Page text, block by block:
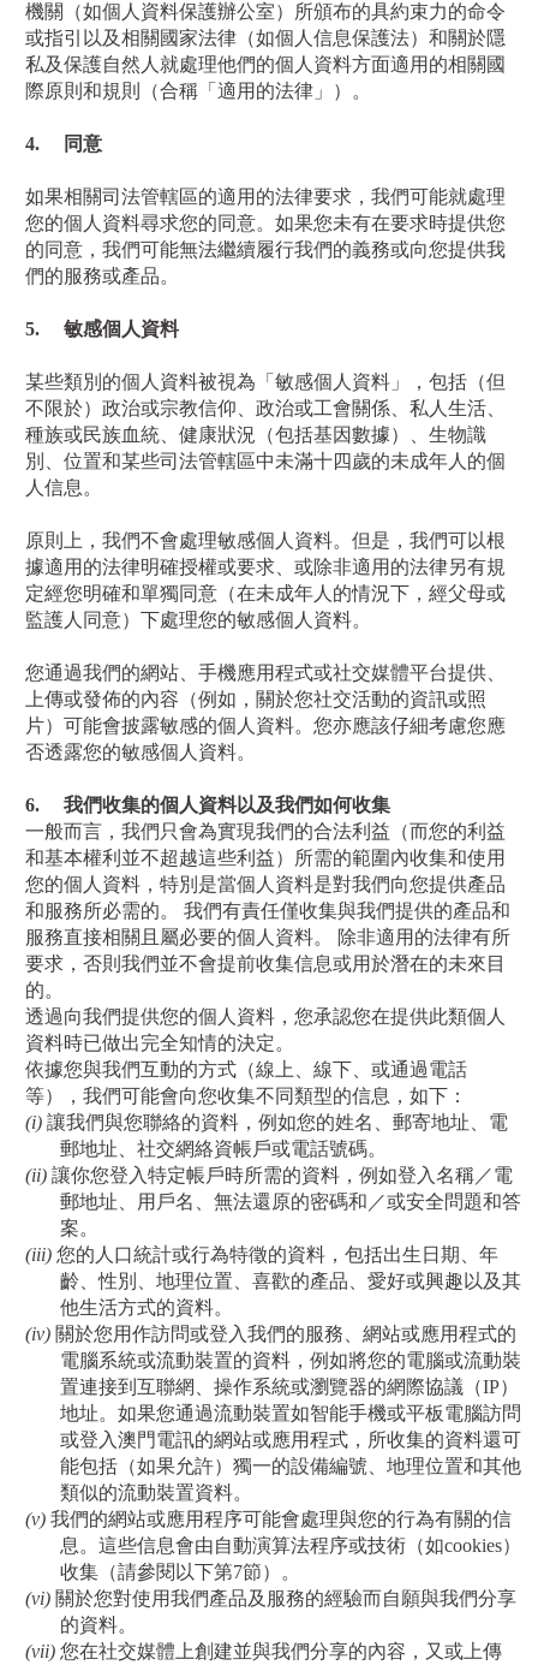
機關（如個人資料保護辦公室）所頒布的具約束力的命令
或指引以及相關國家法律（如個人信息保護法）和關於隱
私及保護自然人 就處理他們的個人資料方面適用的相關國
際原則和規則
（合稱「適用的法律」）。
4. 同意
如果相關司法管轄區的適用的法律要求，我們可能就處理
您的個人資料尋求您的同意。如果您未有在要求時提供您
的同意，我們可能無法繼續履行我們的義務或向您提供我
們的服務或產品。
5. 敏感個人資料
某些類別的個人資料被視為「敏感個人資料」，包括（但
不限於）政治或宗教信仰、政治或工會關係、私人生活、
種族或民族血統、健康狀況（包括基因數據）、生物識
別、位置和某些司法管轄區中未滿十四歲的未成年人的個
人信息。
原則上，我們不會處理敏感個人資料。但是，我們可以根
據適用的法律明確授權或要求、或除非適用的法律另有規
定經您明確和單獨同意（在未成年人的情況下，經父母或
監護人同意）下處理您的敏感個人資料。
您通過我們的網站、手機應用程式或社交媒體平台提供、
上傳或發佈的內容（例如，關於您社交活動的資訊或照
片）可能會披露敏感的個人資料。您亦應該仔細考慮您應
否透露您的敏感個人資料。
6.
我們收集的個人資料以及我們如何收集
一般而言，我們只會為實現我們的合法利益（而您的利益
和基本權利並不超越這些利益）所需的範圍內收集和使用
您的個人資料，特別是當個人資料是對我們向您提供產品
和服務所必需的。 我們有責任僅收集與我們提供的產品和
服務直接相關且屬必要的個人資料。 除非適用的法律有所
要求，否則我們並不會提前收集信息或用於潛在的未來目
的。
透過向我們提供您的個人資料，您承認您在提供此類個人
資料時已做出完全知情的決定。
依據您與我們互動的方式（線上、線下、或通過電話
等），我們可能會向您收集不同類型的信息，如下：
(i) 讓我們與您聯絡的資料，例如您的姓名、郵寄地址、電
郵地址、社交網絡資帳戶或電話號碼。
(ii) 讓你您登入特定帳戶時所需的資料，例如登入名稱／電
郵地址、用戶名、無法還原的密碼和／或安全問題和答
案。
(iii) 您的人口統計或行為特徵的資料，包括出生日期、年
齡、性別、地理位置、喜歡的產品、愛好或興趣以及其
他生活方式的資料。
(iv) 關於您用作訪問或登入我們的服務、網站或應用程式的
電腦系統或流動裝置的資料，例如將您的電腦或流動裝
置連接到互聯網、操作系統或瀏覽器的網際協議（IP）
地址。如果您通過流動裝置如智能手機或平板電腦訪問
或登入澳門電訊的網站或應用程式，所收集的資料還可
能包括（如果允許）獨一的設備編號、地理位置和其他
類似的流動裝置資料。
(v) 我們的網站或應用程序可能會處理與您的行為有關的信
息。這些信息會由自動演算法程序或技術（如cookies）
收集（請參閱以下第7節）。
(vi) 關於您對使用我們產品及服務的經驗而自願與我們分享
的資料。
(vii) 您在社交媒體上創建並與我們分享的內容，又或上傳